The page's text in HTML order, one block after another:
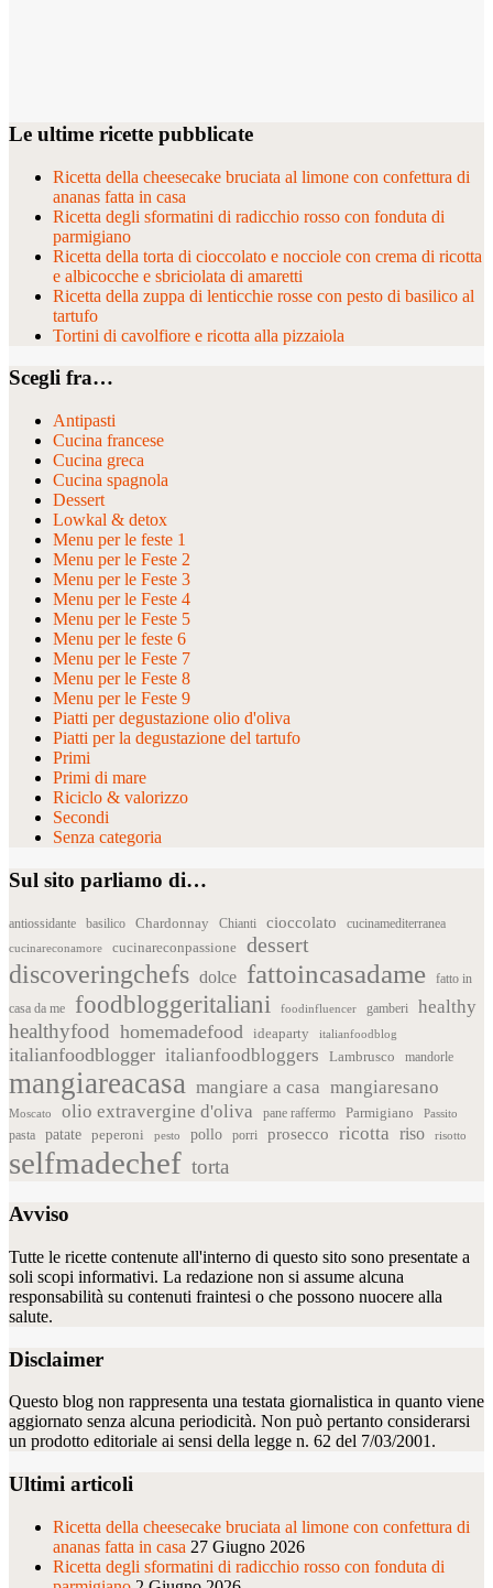
Le ultime ricette pubblicate
Ricetta della cheesecake bruciata al limone con confettura di
ananas fatta in casa
Ricetta degli sformatini di radicchio rosso con fonduta di
parmigiano
Ricetta della torta di cioccolato e nocciole con crema di ricotta
e albicocche e sbriciolata di amaretti
Ricetta della zuppa di lenticchie rosse con pesto di basilico al
tartufo
Tortini di cavolfiore e ricotta alla pizzaiola
Scegli fra…
Antipasti
Cucina francese
Cucina greca
Cucina spagnola
Dessert
Lowkal & detox
Menu per le feste 1
Menu per le Feste 2
Menu per le Feste 3
Menu per le Feste 4
Menu per le Feste 5
Menu per le feste 6
Menu per le Feste 7
Menu per le Feste 8
Menu per le Feste 9
Piatti per degustazione olio d'oliva
Piatti per la degustazione del tartufo
Primi
Primi di mare
Riciclo & valorizzo
Secondi
Senza categoria
Sul sito parliamo di…
antiossidante basilico Chardonnay Chianti cioccolato cucinamediterranea
cucinareconamore cucinareconpassione dessert
discoveringchefs dolce fattoincasadame
fatto in
casa da me
foodbloggeritaliani foodinfluencer gamberi healthy
healthyfood homemadefood ideaparty italianfoodblog
italianfoodblogger italianfoodbloggers Lambrusco mandorle
mangiareacasa mangiare a casa mangiaresano
Moscato olio extravergine d'oliva pane raffermo Parmigiano Passito
pasta patate peperoni pesto pollo porri prosecco ricotta riso risotto
selfmadechef torta
Avviso
Tutte le ricette contenute all'interno di questo sito sono presentate a
soli scopi informativi. La redazione non si assume alcuna
responsabilità su contenuti fraintesi o che possono nuocere alla
salute.
Disclaimer
Questo blog non rappresenta una testata giornalistica in quanto viene
aggiornato senza alcuna periodicità. Non può pertanto considerarsi
un prodotto editoriale ai sensi della legge n. 62 del 7/03/2001.
Ultimi articoli
Ricetta della cheesecake bruciata al limone con confettura di
ananas fatta in casa 27 Giugno 2026
Ricetta degli sformatini di radicchio rosso con fonduta di